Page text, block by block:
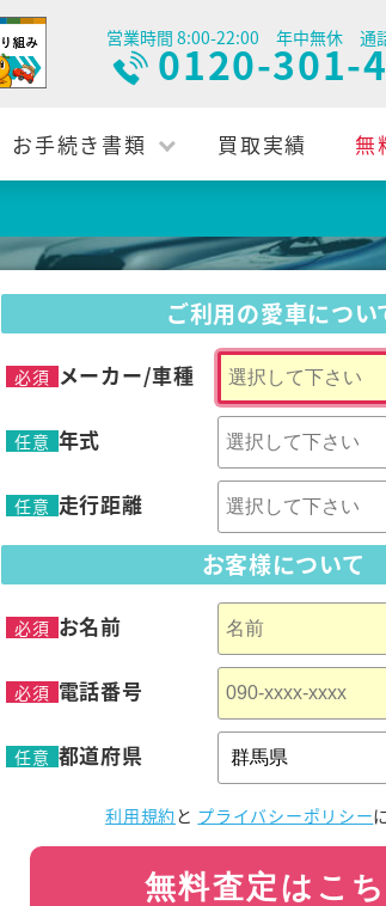
営業時間 8:00-22:00 年中無休 通
0120-301-
お手続き書類 買取実績 無
ご利用の愛車につい
必須 メーカー/車種
任意 年式
任意 走行距離
お客様について
必須 お名前
必須 電話番号
任意 都道府県
利用規約 と プライバシーポリシー
無料査定はこ